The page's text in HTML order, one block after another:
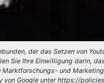
der das Setzen von
Sie Ihre Einwilligung darin,
und
von Google unter https://